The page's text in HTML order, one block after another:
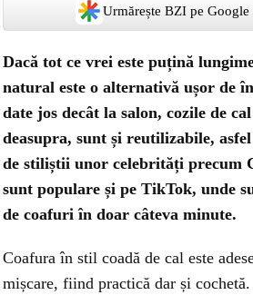
Urmărește BZI pe Google
Dacă tot ce vrei este puțină
natural este o alternativă ușor de
date jos decât la salon, cozile de
deasupra, sunt și reutilizabile,
de stiliștii unor celebrități precum
sunt populare și pe TikTok, unde
de coafuri în doar câteva minute.
Coafura în stil coadă de cal este
mișcare, fiind practică dar și